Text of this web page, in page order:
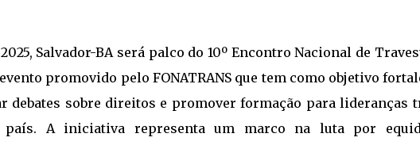
Salvador-BA será palco do 10º Encontro Nacional de
promovido pelo FONATRANS que tem como objetivo
debates sobre direitos e promover formação para lideranças
A iniciativa representa um marco na luta por